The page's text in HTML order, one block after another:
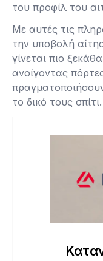
του προφίλ του
Με αυτές τις
την υποβολή
γίνεται πιο
ανοίγοντας
το δικό τους σπίτι.